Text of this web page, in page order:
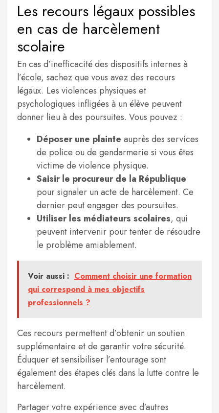
Les recours légaux possibles
en cas de harcèlement
scolaire
En cas d’inefficacité des dispositifs internes à
l’école, sachez que vous avez des recours
légaux. Les violences physiques et
psychologiques infligées à un élève peuvent
donner lieu à des poursuites. Vous pouvez :
Déposer une plainte auprès des services
de police ou de gendarmerie si vous êtes
victime de violence physique.
Saisir le procureur de la République
pour signaler un acte de harcèlement. Ce
dernier peut engager des poursuites.
Utiliser les médiateurs scolaires, qui
peuvent intervenir pour tenter de résoudre
le problème amiablement.
Voir aussi : Comment choisir une formation
qui correspond à mes objectifs
professionnels ?
Ces recours permettent d’obtenir un soutien
supplémentaire et de garantir votre sécurité.
Éduquer et sensibiliser l’entourage sont
également des étapes clés dans la lutte contre le
harcèlement.
Partager votre expérience avec d’autres